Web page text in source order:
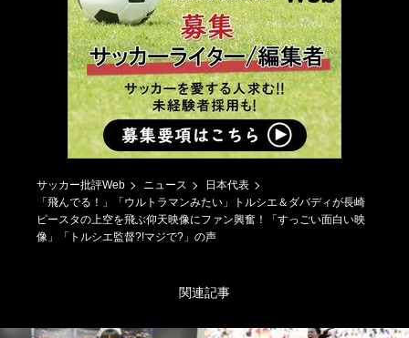
サッカー批評Web ニュース
日本代表
「飛んでる！」「ウルトラマンみたい」トルシエ＆ダバディが長崎
ピースタの上空を飛ぶ仰天映像にファン興奮！「すっごい面白い映
像」「トルシエ監督?!マジで?」の声
関連記事